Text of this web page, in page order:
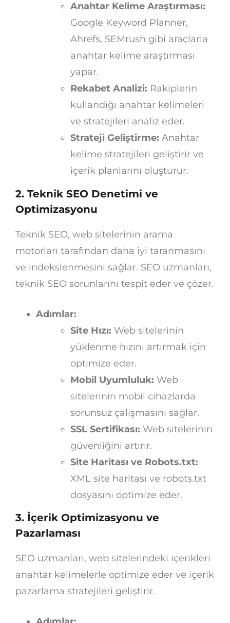
Anahtar Kelime Araştırması:
Google Keyword Planner,
Ahrefs, SEMrush gibi araçlarla
anahtar kelime araştırması
yapar.
Rekabet Analizi: Rakiplerin
kullandığı anahtar kelimeleri
ve stratejileri analiz eder.
Strateji Geliştirme: Anahtar
kelime stratejileri geliştirir ve
içerik planlarını oluşturur.
2. Teknik SEO Denetimi ve
Optimizasyonu
Teknik SEO, web sitelerinin arama
motorları tarafından daha iyi taranmasını
ve indekslenmesini sağlar. SEO uzmanları,
teknik SEO sorunlarını tespit eder ve çözer.
Adımlar:
Site Hızı: Web sitelerinin
yüklenme hızını artırmak için
optimize eder.
Mobil Uyumluluk: Web
sitelerinin mobil cihazlarda
sorunsuz çalışmasını sağlar.
SSL Sertifikası: Web sitelerinin
güvenliğini artırır.
Site Haritası ve Robots.txt:
XML site haritası ve robots.txt
dosyasını optimize eder.
3. İçerik Optimizasyonu ve
Pazarlaması
SEO uzmanları, web sitelerindeki içerikleri
anahtar kelimelerle optimize eder ve içerik
pazarlama stratejileri geliştirir.